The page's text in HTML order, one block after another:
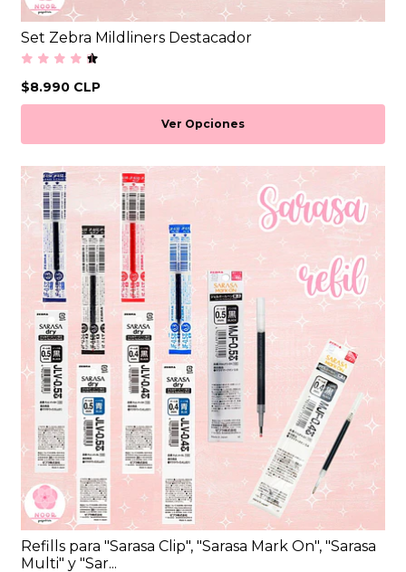
Set Zebra Mildliners Destacador
$8.990 CLP
Ver Opciones
Refills para "Sarasa Clip", "Sarasa Mark On", "Sarasa
Multi" y "Sar...